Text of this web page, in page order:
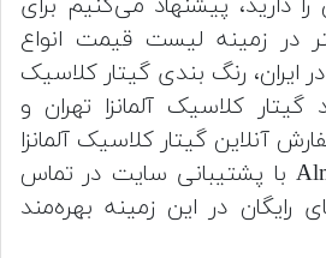
در زمینه لیست قیمت انواع
ایران، رنگ بندی گیتار کلاسیک
گیتار کلاسیک آلمانزا تهران و
آنلاین گیتار کلاسیک آلمانزا
Almansa Classic Guitar با پشتیبانی سایت در تماس
رایگان در این زمینه بهره‌مند